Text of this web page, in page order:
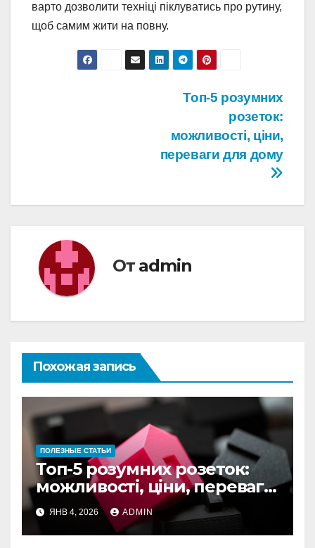
варто дозволити техніці піклуватись про рутину,
щоб самим жити на повну.
Топ-5 розумних
розеток:
можливості, ціни,
переваги для дому
От admin
Похожая запись
ПОЛЕЗНЫЕ СТАТЬИ
Топ-5 розумних розеток:
можливості, ціни, переваги
для дому
ЯНВ 4, 2026 ADMIN